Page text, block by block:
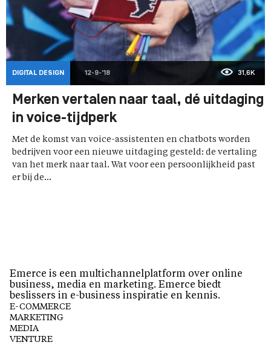
DIGITAL DESIGN 12-9-'18 31,6K
Merken vertalen naar taal, dé uitdaging
in voice-tijdperk
Met de komst van voice-assistenten en chatbots worden
bedrijven voor een nieuwe uitdaging gesteld: de vertaling
van het merk naar taal. Wat voor een persoonlijkheid past
er bij de...
Emerce is een multichannelplatform over online
business, media en marketing. Emerce biedt
beslissers in e-business inspiratie en kennis.
E-COMMERCE
MARKETING
MEDIA
VENTURE